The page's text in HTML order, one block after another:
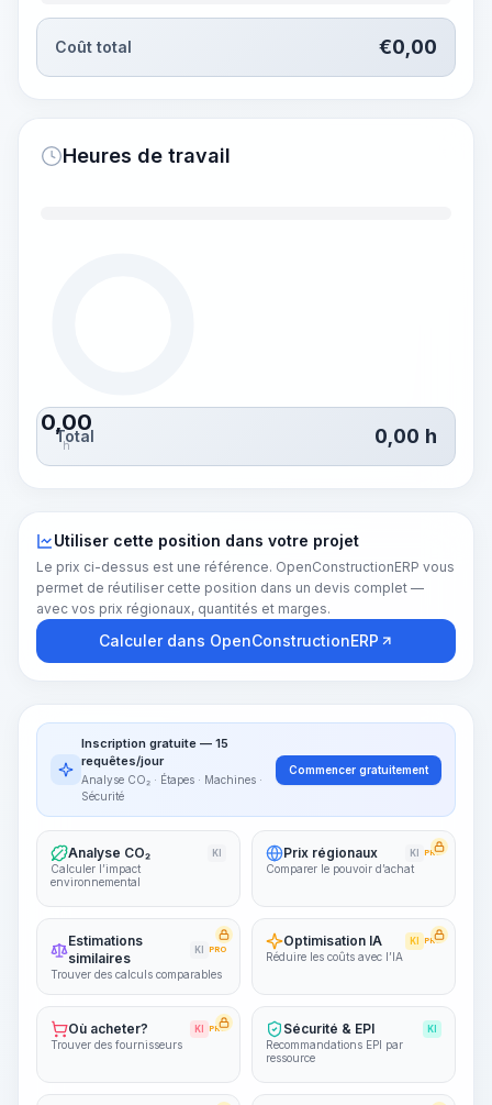
Coût total €0,00
Heures de travail
0,00
h
Total 0,00 h
Utiliser cette position dans votre projet
Le prix ci-dessus est une référence. OpenConstructionERP vous
permet de réutiliser cette position dans un devis complet —
avec vos prix régionaux, quantités et marges.
Calculer dans OpenConstructionERP
Inscription gratuite — 15
requêtes/jour
Analyse CO₂ · Étapes · Machines ·
Sécurité
Commencer gratuitement
Analyse CO₂ KI
Calculer l’impact
environnemental
Prix régionaux KI PRO
Comparer le pouvoir d’achat
Estimations
similaires
KI PRO
Trouver des calculs comparables
Optimisation IA KI PRO
Réduire les coûts avec l’IA
Où acheter? KI PRO
Trouver des fournisseurs
Sécurité & EPI KI
Recommandations EPI par
ressource